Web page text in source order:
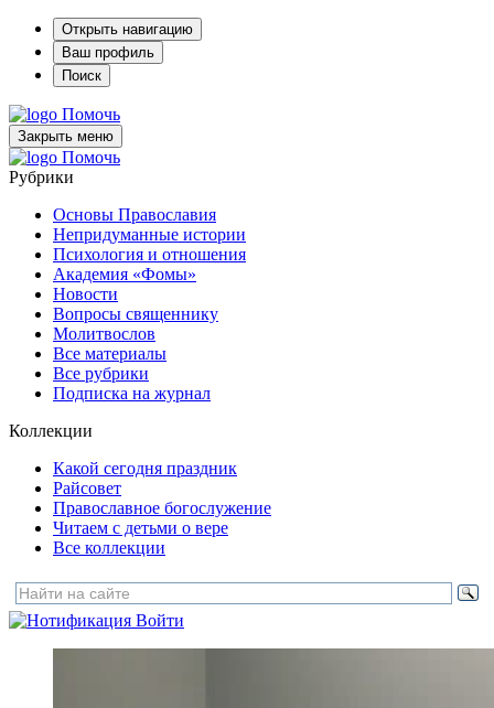
Открыть навигацию
Ваш профиль
Поиск
Помочь
Закрыть меню
Помочь
Рубрики
Основы Православия
Непридуманные истории
Психология и отношения
Академия «Фомы»
Новости
Вопросы священнику
Молитвослов
Все материалы
Все рубрики
Подписка на журнал
Коллекции
Какой сегодня праздник
Райсовет
Православное богослужение
Читаем с детьми о вере
Все коллекции
Войти